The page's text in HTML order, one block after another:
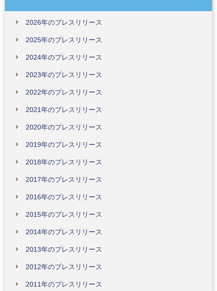
2026年のプレスリリース
2025年のプレスリリース
2024年のプレスリリース
2023年のプレスリリース
2022年のプレスリリース
2021年のプレスリリース
2020年のプレスリリース
2019年のプレスリリース
2018年のプレスリリース
2017年のプレスリリース
2016年のプレスリリース
2015年のプレスリリース
2014年のプレスリリース
2013年のプレスリリース
2012年のプレスリリース
2011年のプレスリリース